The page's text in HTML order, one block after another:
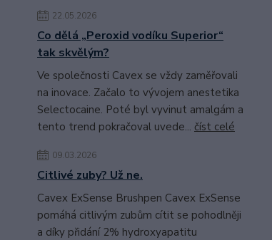
22.05.2026
Co dělá „Peroxid vodíku Superior“
tak skvělým?
Ve společnosti Cavex se vždy zaměřovali
na inovace. Začalo to vývojem anestetika
Selectocaine. Poté byl vyvinut amalgám a
tento trend pokračoval uvede... číst celé
09.03.2026
Citlivé zuby? Už ne.
Cavex ExSense Brushpen Cavex ExSense
pomáhá citlivým zubům cítit se pohodlněji
a díky přidání 2% hydroxyapatitu